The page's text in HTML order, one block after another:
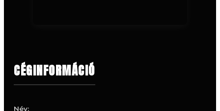
CÉGINFORMÁCIÓ
Név: